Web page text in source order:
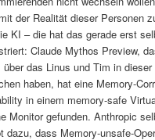
der Realität dieser Personen
KI – die hat das gerade erst
Claude Mythos Preview,
über das Linus und Tim in dieser
haben, hat eine Memory-
in einem memory-safe
Monitor gefunden. Anthropic
dazu, dass Memory-unsafe-